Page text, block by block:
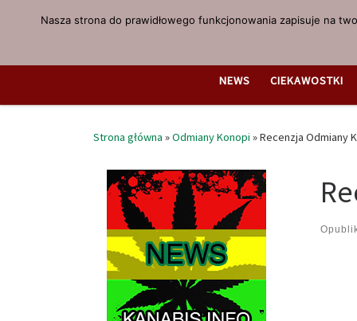
Przejdź do treści
NEWS CIEKAWOSTKI
Strona główna »Odmiany Konopi »Recenzja Odmiany
Nasza strona do prawidłowego funkcjonowania zapisuje na